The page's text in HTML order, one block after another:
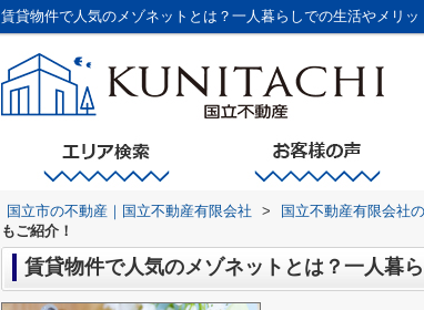
賃貸物件で人気のメゾネットとは？一人暮らしでの生活やメリ
国立市の不動産｜国立不動産有限会社 > 国立不動産有限会社
もご紹介！
賃貸物件で人気のメゾネットとは？一人暮